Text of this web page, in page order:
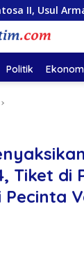
Rescue
Politik
Tiket di
Pecinta